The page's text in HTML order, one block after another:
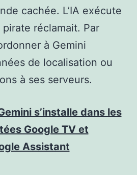
cachée. L’IA exécute
réclamait. Par
à Gemini
de localisation ou
à ses serveurs.
s’installe dans les
Google TV et
Assistant